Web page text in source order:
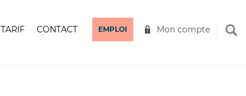
TARIF CONTACT EMPLOI Mon compte